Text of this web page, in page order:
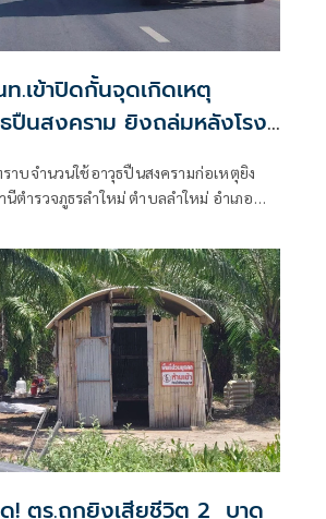
.เข้าปิดกั้นจุดเกิดเหตุ
ธปืนสงคราม ยิงถล่มหลังโรง
าบจำนวนใช้อาวุธปืนสงครามก่อเหตุยิง
ตำรวจภูธรลำใหม่ ตำบลลำใหม่ อำเภอ
ด! ตร.ถูกยิงเสียชีวิต 2 บาด